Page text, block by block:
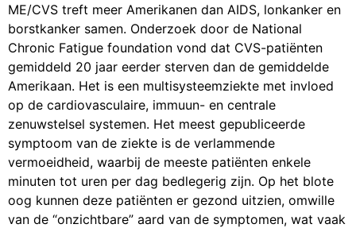
ME/CVS treft meer Amerikanen dan AIDS, lonkanker en
borstkanker samen. Onderzoek door de National
Chronic Fatigue foundation vond dat CVS-patiënten
gemiddeld 20 jaar eerder sterven dan de gemiddelde
Amerikaan. Het is een multisysteemziekte met invloed
op de cardiovasculaire, immuun- en centrale
zenuwstelsel systemen. Het meest gepubliceerde
symptoom van de ziekte is de verlammende
vermoeidheid, waarbij de meeste patiënten enkele
minuten tot uren per dag bedlegerig zijn. Op het blote
oog kunnen deze patiënten er gezond uitzien, omwille
van de “onzichtbare” aard van de symptomen, wat vaak